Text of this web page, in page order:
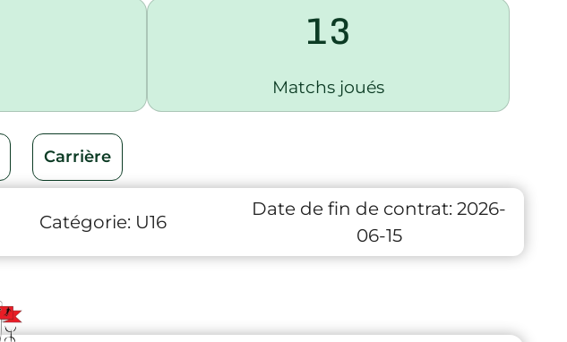
13
Matchs joués
Carrière
Catégorie: U16
Date de fin de contrat: 2026-
06-15